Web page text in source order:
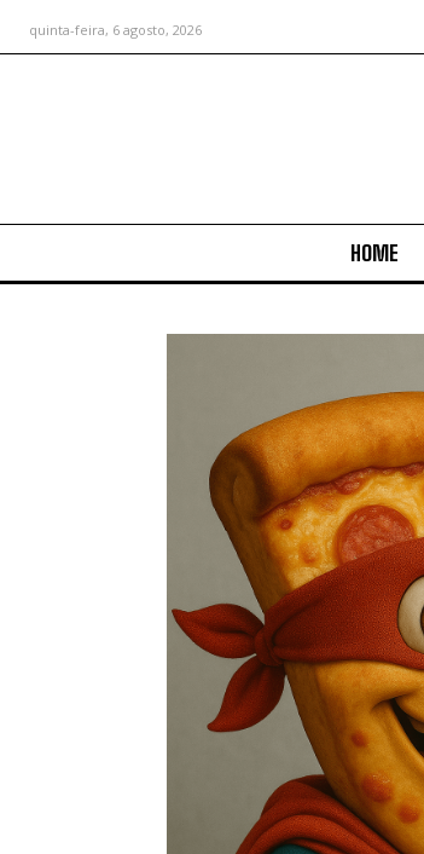
quinta-feira, 6 agosto, 2026
HOME